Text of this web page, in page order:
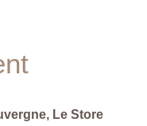
Le Store